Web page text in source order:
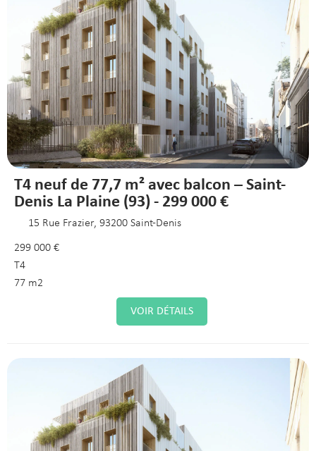
T4 neuf de 77,7 m² avec balcon – Saint-
Denis La Plaine (93) - 299 000 €
15 Rue Frazier, 93200 Saint-Denis
299 000 €
T4
77 m2
VOIR DÉTAILS